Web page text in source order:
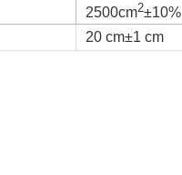
2500cm2±10%
20 cm±1 cm